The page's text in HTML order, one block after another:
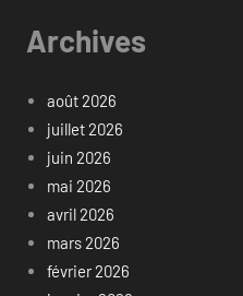
Archives
août 2026
juillet 2026
juin 2026
mai 2026
avril 2026
mars 2026
février 2026